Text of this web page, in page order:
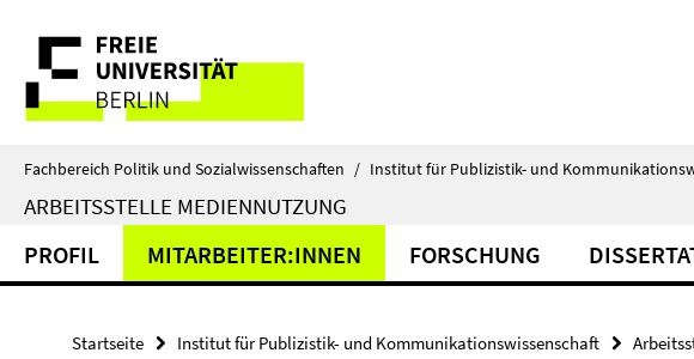
direkt
Inhalt
Service-
Navigation
Fachbereich Politik und Sozialwissenschaften / Institut für Publizistik- und
ARBEITSSTELLE MEDIENNUTZUNG
PROFIL MITARBEITER:INNEN FORSCHUNG
Startseite Institut für Publizistik- und Kommunikationswissenschaft